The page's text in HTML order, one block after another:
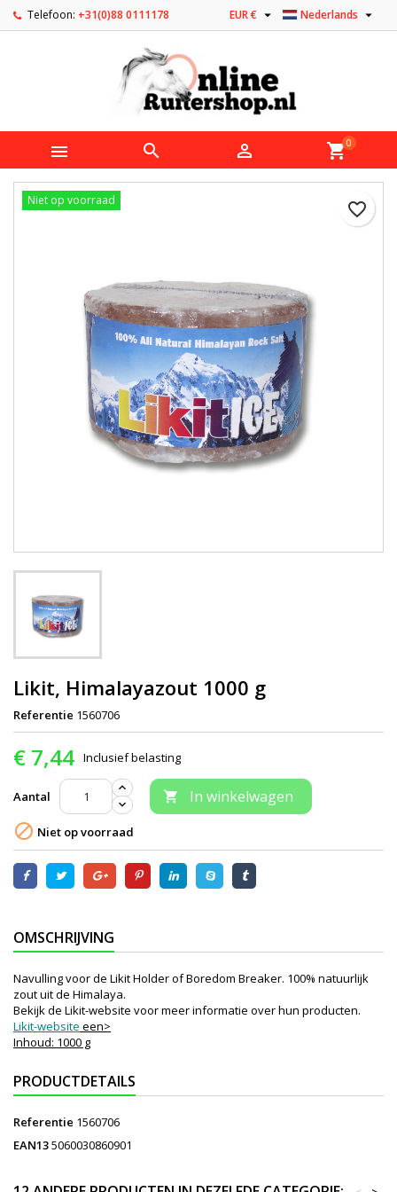
Telefoon: +31(0)88 0111178 Nederlands 
EUR € 
   shopping_cart0
favorite_border
Niet op voorraad
Likit, Himalayazout 1000 g
Referentie 1560706
€ 7,44 Inclusief belasting
Aantal  In winkelwagen
 Niet op voorraad
OMSCHRIJVING
Navulling voor de Likit Holder of Boredom Breaker. 100% natuurlijk
zout uit de Himalaya.
Bekijk de Likit-website voor meer informatie over hun producten.
Likit-website een>
Inhoud: 1000 g
PRODUCTDETAILS
Referentie 1560706
EAN135060030860901